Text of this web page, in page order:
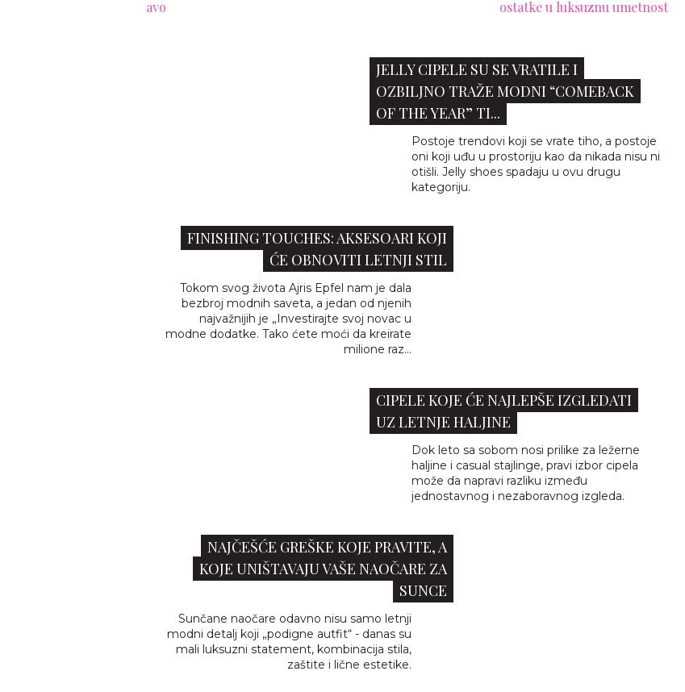
ostatke u luksuznu umetnost
JELLY CIPELE SU SE VRATILE I
OZBILJNO TRAŽE MODNI “COMEBACK
OF THE YEAR” TI...
Postoje trendovi koji se vrate tiho, a postoje
oni koji uđu u prostoriju kao da nikada nisu ni
otišli. Jelly shoes spadaju u ovu drugu
kategoriju.
FINISHING TOUCHES: AKSESOARI KOJI
ĆE OBNOVITI LETNJI STIL
Tokom svog života Ajris Epfel nam je dala
bezbroj modnih saveta, a jedan od njenih
najvažnijih je „Investirajte svoj novac u
modne dodatke. Tako ćete moći da kreirate
milione raz...
CIPELE KOJE ĆE NAJLEPŠE IZGLEDATI
UZ LETNJE HALJINE
Dok leto sa sobom nosi prilike za ležerne
haljine i casual stajlinge, pravi izbor cipela
može da napravi razliku između
jednostavnog i nezaboravnog izgleda.
NAJČEŠĆE GREŠKE KOJE PRAVITE, A
KOJE UNIŠTAVAJU VAŠE NAOČARE ZA
SUNCE
Sunčane naočare odavno nisu samo letnji
modni detalj koji „podigne autfit“ - danas su
mali luksuzni statement, kombinacija stila,
zaštite i lične estetike.